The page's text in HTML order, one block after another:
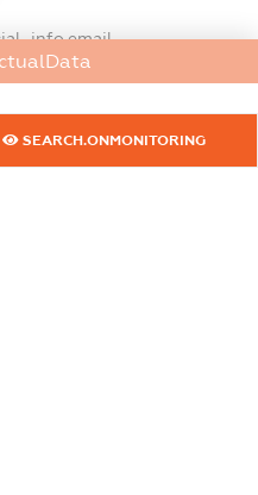
SEARCH.ONMONITORING